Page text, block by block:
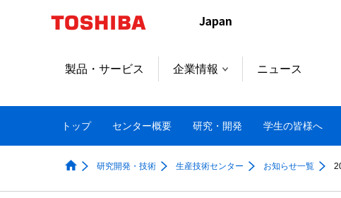
製品・サービス 企業情報 ニュース
トップ センター概要 研究・開発 学生の皆様へ
研究開発・技術 生産技術センター お知らせ一覧